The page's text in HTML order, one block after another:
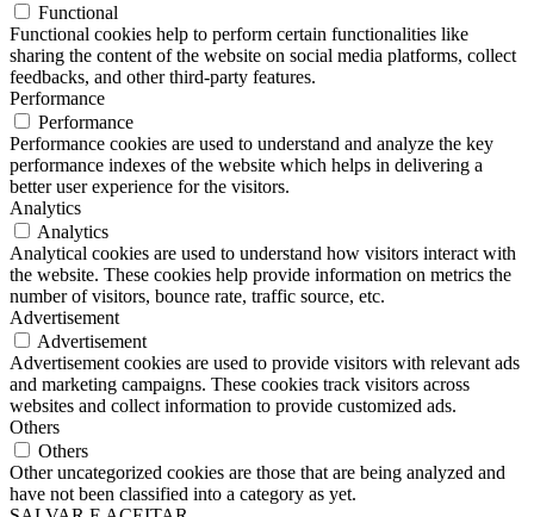
Functional
Functional cookies help to perform certain functionalities like
sharing the content of the website on social media platforms, collect
feedbacks, and other third-party features.
Performance
Performance
Performance cookies are used to understand and analyze the key
performance indexes of the website which helps in delivering a
better user experience for the visitors.
Analytics
Analytics
Analytical cookies are used to understand how visitors interact with
the website. These cookies help provide information on metrics the
number of visitors, bounce rate, traffic source, etc.
Advertisement
Advertisement
Advertisement cookies are used to provide visitors with relevant ads
and marketing campaigns. These cookies track visitors across
websites and collect information to provide customized ads.
Others
Others
Other uncategorized cookies are those that are being analyzed and
have not been classified into a category as yet.